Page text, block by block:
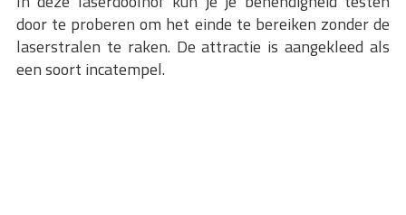
door te proberen om het einde te bereiken zonder de
laserstralen te raken. De attractie is aangekleed als
een soort incatempel.